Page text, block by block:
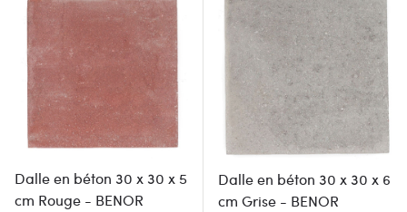
Dalle en béton 30 x 30 x 5
cm Rouge - BENOR
Dalle en béton 30 x 30 x 6
cm Grise - BENOR